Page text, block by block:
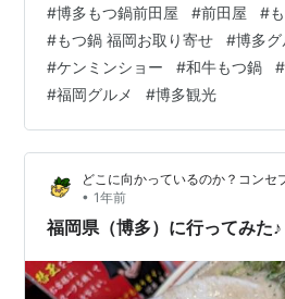
んは現在博多に、博多店・西中洲
今泉店と、6店舗あるようです。
本店です。 オープン時間前に行き
列に驚きました。流石、あのケン
た名店です。 オープン時間にな
ながらの店内案内が始…
#博多もつ鍋前田屋 #前田屋 #
#もつ鍋 福岡お取り寄せ #博多グ
#ケンミンショー #和牛もつ鍋 #
#福岡グルメ #博多観光
どこに向かっているのか？コンセ
• 1年前
福岡県（博多）に行ってみた♪